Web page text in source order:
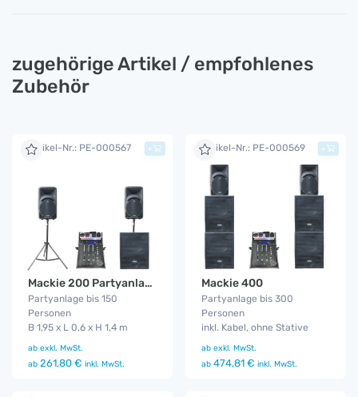
zugehörige Artikel / empfohlenes
Zubehör
Artikel-Nr.: PE-000567
Mackie 200 Partyanlage
Partyanlage bis 150
Personen
B 1,95 x L 0,6 x H 1,4 m
ab exkl. MwSt.
ab 261,80 € inkl. MwSt.
+ Artikel-Nr.: PE-000569
Mackie 400
Partyanlage bis 300
Personen
inkl. Kabel, ohne Stative
ab exkl. MwSt.
ab 474,81 € inkl. MwSt.
+